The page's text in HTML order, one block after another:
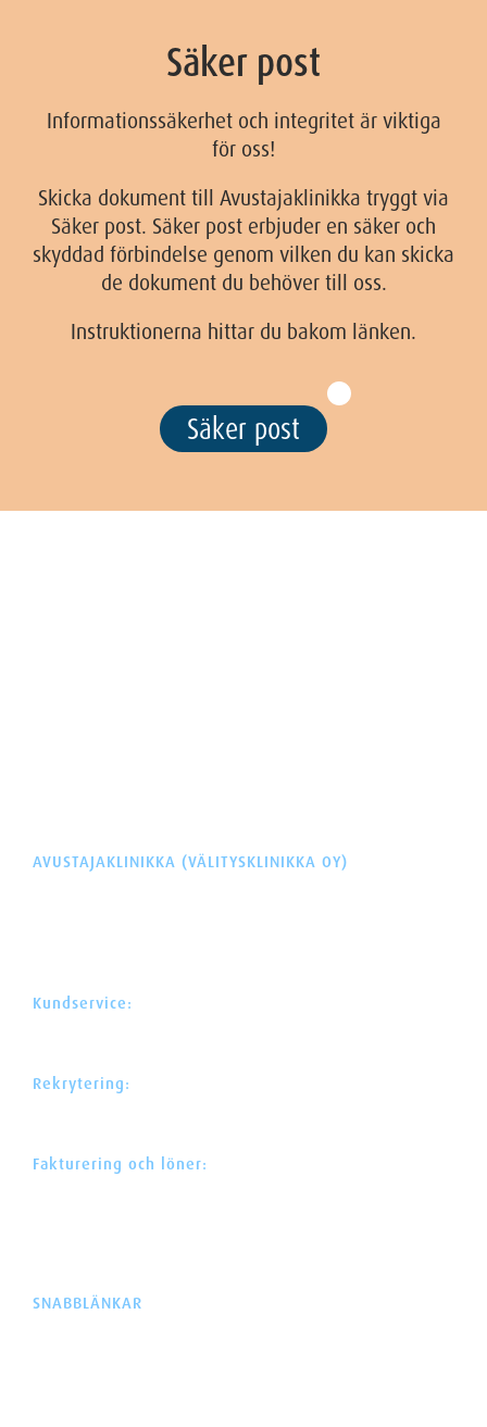
Säker post
Informationssäkerhet och integritet är viktiga
för oss!
Skicka dokument till Avustajaklinikka tryggt via
Säker post. Säker post erbjuder en säker och
skyddad förbindelse genom vilken du kan skicka
de dokument du behöver till oss.
Instruktionerna hittar du bakom länken.
Säker post
AVUSTAJAKLINIKKA (VÄLITYSKLINIKKA OY)
Kundservice:
Rekrytering:
Fakturering och löner:
SNABBLÄNKAR